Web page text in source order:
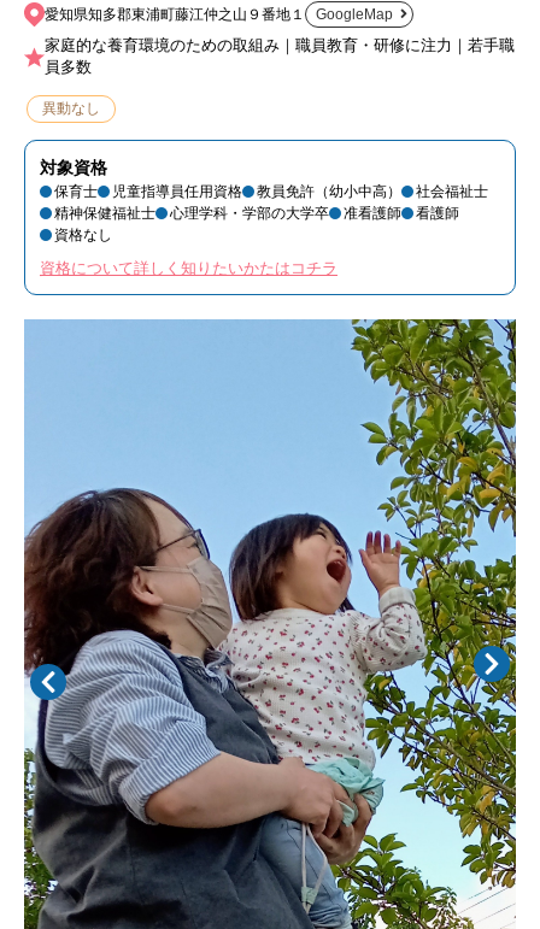
愛知県知多郡東浦町藤江仲之山９番地１
GoogleMap
家庭的な養育環境のための取組み｜職員教育・研修に注力｜若手職
員多数
異動なし
対象資格
保育士 児童指導員任用資格 教員免許（幼小中高）
社会福祉士
精神保健福祉士
心理学科・学部の大学卒 准看護師
看護師
資格なし
資格について詳しく知りたいかたはコチラ